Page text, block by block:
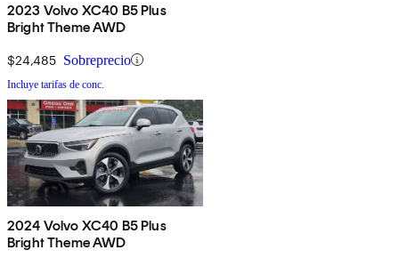
2023 Volvo XC40 B5 Plus
Bright Theme AWD
$24,485 Sobreprecio
Incluye tarifas de conc.
2024 Volvo XC40 B5 Plus
Bright Theme AWD